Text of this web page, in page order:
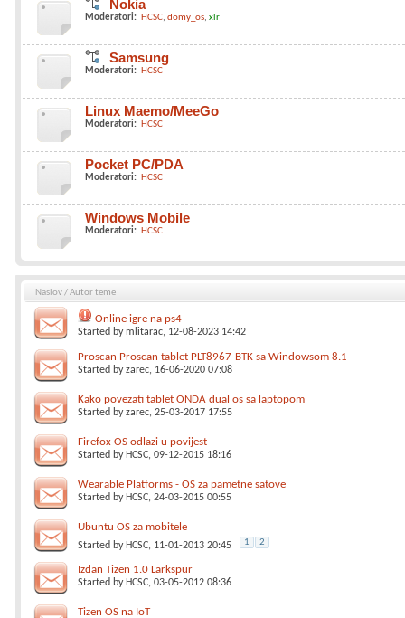
Nokia
Moderatori: HCSC domy_os xlr
Samsung
Moderatori: HCSC
Linux Maemo/MeeGo
Moderatori: HCSC
Pocket PC/PDA
Moderatori: HCSC
Windows Mobile
Moderatori: HCSC
Naslov/Autor teme
Online igre na ps4
Started bymlitarac, 12-08-2023 14:42
Proscan Proscan tablet PLT8967-BTK sa Windowsom 8.1
Started byzarec, 16-06-2020 07:08
Kako povezati tablet ONDA dual os sa laptopom
Started byzarec, 25-03-2017 17:55
Firefox OS odlazi u povijest
Started by HCSC, 09-12-2015 18:16
Wearable Platforms - OS za pametne satove
Started by HCSC, 24-03-2015 00:55
Ubuntu OS za mobitele
Started by HCSC, 11-01-2013 20:45 1 2
Izdan Tizen 1.0 Larkspur
Started by HCSC, 03-05-2012 08:36
Tizen OS na IoT